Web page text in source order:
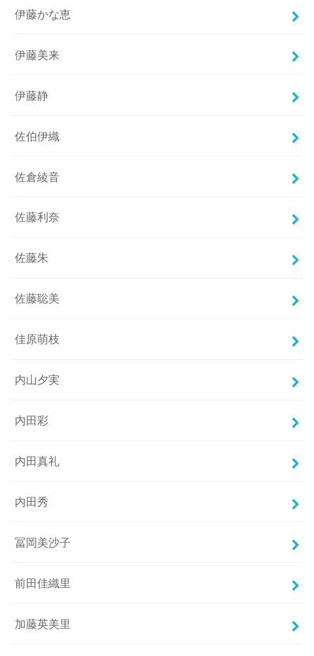
伊藤かな恵
伊藤美来
伊藤静
佐伯伊織
佐倉綾音
佐藤利奈
佐藤朱
佐藤聡美
佳原萌枝
内山夕実
内田彩
内田真礼
内田秀
冨岡美沙子
前田佳織里
加藤英美里